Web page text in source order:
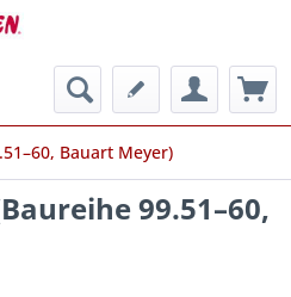
Bauart Meyer)
99.51–60,